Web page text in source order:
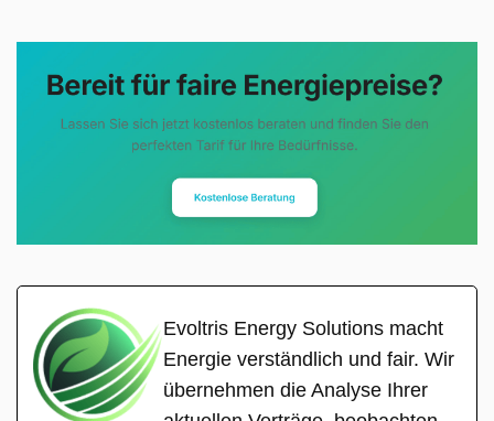
Evoltris Energy Solutions macht
Energie verständlich und fair. Wir
übernehmen die Analyse Ihrer